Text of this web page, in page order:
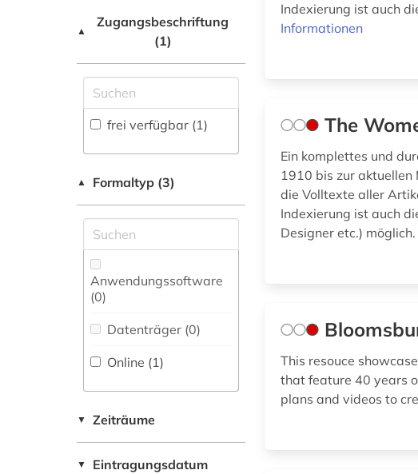
Dokumentationszentrum
Fachinformationsdienst
Benelux / Low
Countries Studies (0)
Geowissenschaften
Germanistik.
Niederlandistik.
Skandinavistik (0)
Geschichte (1)
Geschichte der
Pädagogik und des
Bildungswesens (0)
(0)
Forschungsdatenrepositorien
Disziplinäre
Repositorien (0
Fachbibliographie
(2
(0
Sammlung Nicht-
Textueller-Materialien
(6
Volltextdatenbank
(6
Enzyklopädie,
Zeitung (0)
▲
Zugangsbeschriftung
(1)
frei verfügbar (1)
▲ Formaltyp (3)
Anwendungssoftware
(0)
Datenträger (0)
Online (1)
▼ Zeiträume
▼ Eintragungsdatum
Indexierung ist auch
Informationen
The
Ein komplettes und
1910 bis zur aktuellen
die Volltexte aller
Indexierung ist auch
Designer etc.)
This resouce
that feature 40 years
plans and videos to